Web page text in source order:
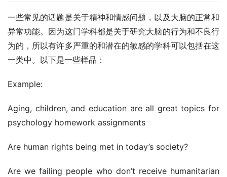
一些常见的话题是关于精神和情感问题，以及大脑的正常和
异常功能。因为这门学科都是关于研究大脑的行为和不良行
为的，所以有许多严重的和潜在的敏感的学科可以包括在这
一类中。以下是一些样品：
Example:
Aging, children, and education are all great topics for
psychology homework assignments
Are human rights being met in today’s society?
Are we failing people who don’t receive humanitarian